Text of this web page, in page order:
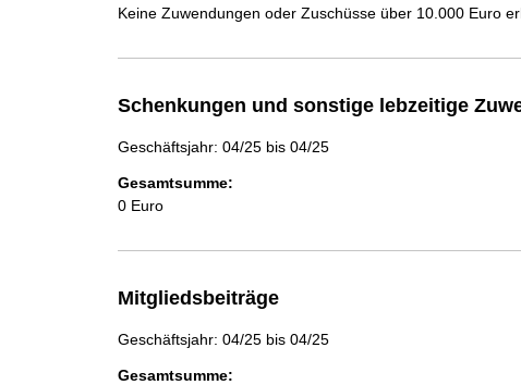
Keine Zuwendungen oder Zuschüsse über 10.000 Euro
Schenkungen und sonstige lebzeitige
Geschäftsjahr: 04/25 bis 04/25
Gesamtsumme:
0 Euro
Mitgliedsbeiträge
Geschäftsjahr: 04/25 bis 04/25
Gesamtsumme: